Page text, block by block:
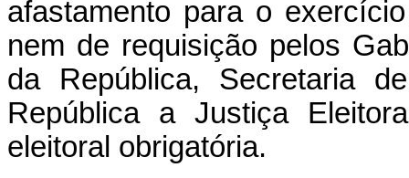
afastamento para o
nem de requisição pelos
da República, Secretaria
República a Justiça
eleitoral obrigatória.